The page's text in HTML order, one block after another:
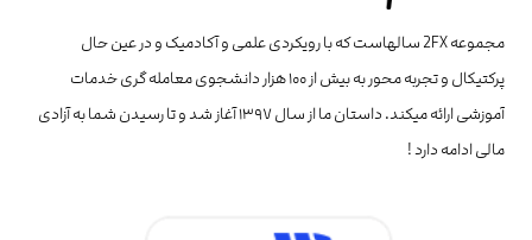
مجموعه 2FX سالهاست که با رویکردی علمی و آکادمیک و در عین حال
پرکتیکال و تجربه محور به بیش از ۱۰۰ هزار دانشجوی معامله گری خدمات
آموزشی ارائه میکند. داستان ما از سال ۱۳۹۷ آغاز شد و تا رسیدن شما به آزادی
مالی ادامه دارد !